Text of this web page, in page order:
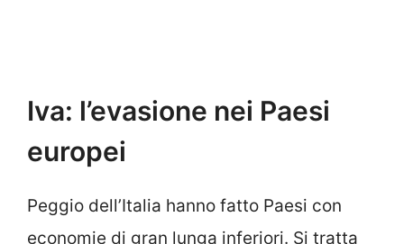
Iva: l’evasione nei Paesi
europei
Peggio dell’Italia hanno fatto Paesi con
economie di gran lunga inferiori. Si tratta